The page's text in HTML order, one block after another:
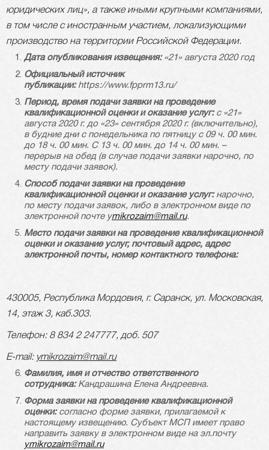
юридических лиц», а также иными крупными компаниями,
в том числе с иностранным участием, локализующими
производство на территории Российской Федерации.
Дата опубликования извещения: «21» августа 2020 год
Официальный источник
публикации: https://www.fpprm13.ru/
Период, время подачи заявки на проведение
квалификационной оценки и оказание услуг: с «21»
августа 2020 г. до «23» сентября 2020 г. (включительно),
в будние дни с понедельника по пятницу с 09 ч. 00 мин.
до 18 ч. 00 мин. С 13 ч. 00 мин. до 14 ч. 00 мин. –
перерыв на обед (в случае подачи заявки нарочно, по
месту подачи заявок).
Способ подачи заявки на проведение
квалификационной оценки и оказание услуг: нарочно,
по месту подачи заявок, либо в электронном виде по
электронной почте ymikrozaim@mail.ru.
Место подачи заявки на проведение квалификационной
оценки и оказание услуг, почтовый адрес, адрес
электронной почты, номер контактного телефона:
430005, Республика Мордовия, г. Саранск, ул. Московская,
14, этаж 3, каб.303.
Телефон: 8 834 2 247777, доб. 507
E-mail: ymikrozaim@mail.ru
Фамилия, имя и отчество ответственного
сотрудника: Кандрашина Елена Андреевна.
Форма заявки на проведение квалификационной
оценки: согласно форме заявки, прилагаемой к
настоящему извещению. Субъект МСП имеет право
направить заявку в электронном виде на эл.почту
ymikrozaim@mail.ru